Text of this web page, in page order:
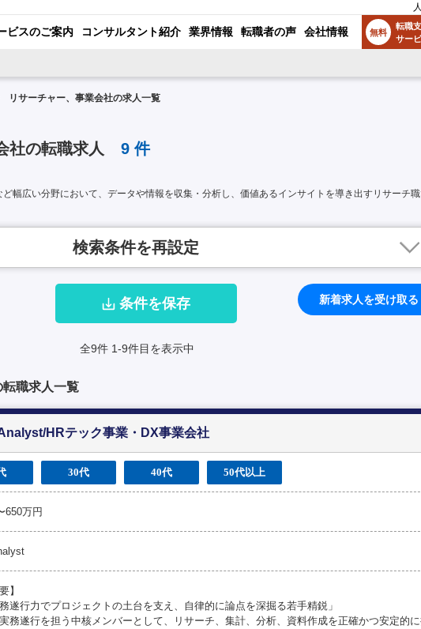
ビスのご案内 コンサルタント紹介 業界情報 転職者の声 会社情報 無料
転職
サー
リサーチャー、事業会社の求人一覧
社の転職求人 9件
幅広い分野において、データや情報を収集・分析し、価値あるインサイトを導き出すリサーチ
検索条件を再設定
条件を保存 新着求人を受け取る
全9件 1-9件目を表示中
転職求人一覧
HRテック事業・DX事業会社
30代 40代 50代以上
650万円
】
務遂行力でプロジェクトの土台を支え、自律的に論点を深掘る若手精鋭」
務遂行を担う中核メンバーとして、リサーチ、集計、分析、資料作成を正確かつ安定的